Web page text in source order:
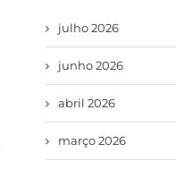
julho 2026
junho 2026
abril 2026
março 2026